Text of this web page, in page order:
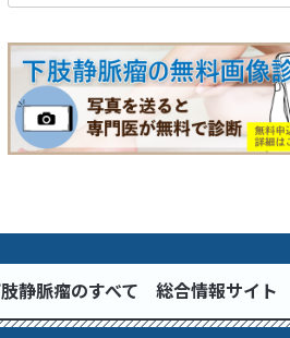
静脈瘤のすべて 総合情報サイト